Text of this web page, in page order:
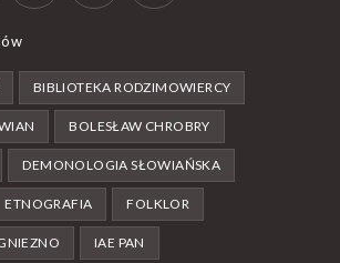
BIBLIOTEKA RODZIMOWIERCY
BOLESŁAW CHROBRY
DEMONOLOGIA SŁOWIAŃSKA
ETNOGRAFIA FOLKLOR
IAE PAN